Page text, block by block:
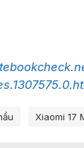
Xiaomi 17